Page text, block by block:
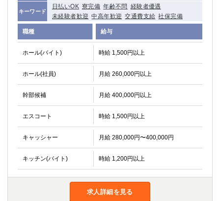
キーワード
日払いOK 寮完備 年齢不問 経験者優遇
未経験者歓迎 中高年歓迎 交通費支給 社保完備
職種 給与
ホール(バイト) 時給 1,500円以上
ホール(社員) 月給 260,000円以上
幹部候補 月給 400,000円以上
エスコート 時給 1,500円以上
キャッシャー 月給 280,000円〜400,000円
キッチン(バイト) 時給 1,200円以上
求人詳細を見る